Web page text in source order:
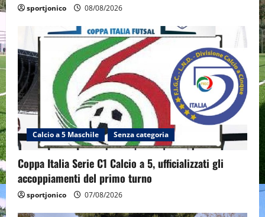
sportjonico 08/08/2026
Calcio a 5 Maschile Senza categoria
Coppa Italia Serie C1 Calcio a 5, ufficializzati gli
accoppiamenti del primo turno
sportjonico 07/08/2026